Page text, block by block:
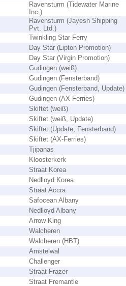
Ravensturm (Tidewater Marine
Inc.)
Ravensturm (Jayesh Shipping
Pvt. Ltd.)
Twinkling Star Ferry
Day Star (Lipton Promotion)
Day Star (Virgin Promotion)
Gudingen (weiß)
Gudingen (Fensterband)
Gudingen (Fensterband, Update)
Gudingen (AX-Ferries)
Skiftet (weiß)
Skiftet (weiß, Update)
Skiftet (Update, Fensterband)
Skiftet (AX-Ferries)
Tjipanas
Kloosterkerk
Straat Korea
Nedlloyd Korea
Straat Accra
Safocean Albany
Nedlloyd Albany
Arrow King
Walcheren
Walcheren (HBT)
Amstelwal
Challenger
Straat Frazer
Straat Fremantle